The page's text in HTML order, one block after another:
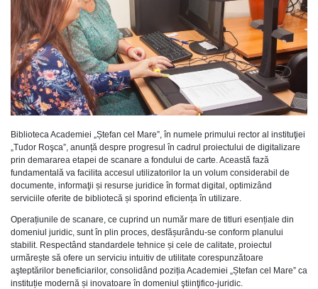
Biblioteca Academiei „Ștefan cel Mare”, în numele primului rector al instituţiei
„Tudor Roşca”, anunță despre progresul în cadrul proiectului de digitalizare
prin demararea etapei de scanare a fondului de carte. Această fază
fundamentală va facilita accesul utilizatorilor la un volum considerabil de
documente, informaţii și resurse juridice în format digital, optimizând
serviciile oferite de bibliotecă și sporind eficiența în utilizare.
Operațiunile de scanare, ce cuprind un număr mare de titluri esențiale din
domeniul juridic, sunt în plin proces, desfășurându-se conform planului
stabilit. Respectând standardele tehnice și cele de calitate, proiectul
urmărește să ofere un serviciu intuitiv de utilitate corespunzătoare
aşteptărilor beneficiarilor, consolidând poziția Academiei „Ștefan cel Mare” ca
instituție modernă și inovatoare în domeniul ştiinţifico-juridic.